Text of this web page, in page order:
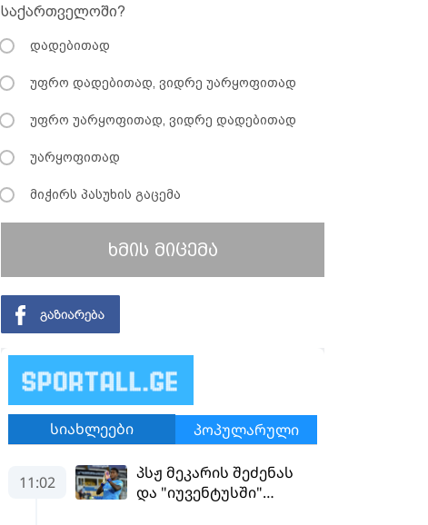
საქართველოში?
დადებითად
უფრო დადებითად, ვიდრე უარყოფითად
უფრო უარყოფითად, ვიდრე დადებითად
უარყოფითად
მიჭირს პასუხის გაცემა
ხმის მიცემა